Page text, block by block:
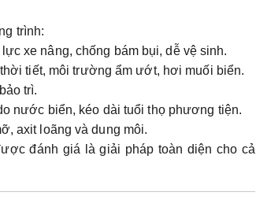
trình:
xe nâng, chống bám bụi, dễ vệ sinh.
tiết, môi trường ẩm ướt, hơi muối biển.
trì.
nước biển, kéo dài tuổi thọ phương tiện.
axit loãng và dung môi.
đánh giá là giải pháp toàn diện cho cả